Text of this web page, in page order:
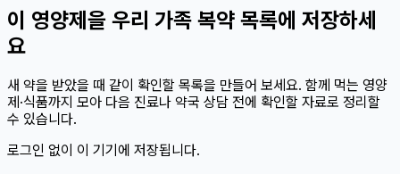
이 영양제 을 우리 가족 복약 목록에 저장하세
요
새 약을 받았을 때 같이 확인할 목록을 만들어 보세요. 함께 먹는 영양
제·식품까지 모아 다음 진료나 약국 상담 전에 확인할 자료로 정리할
수 있습니다.
로그인 없이 이 기기에 저장됩니다.